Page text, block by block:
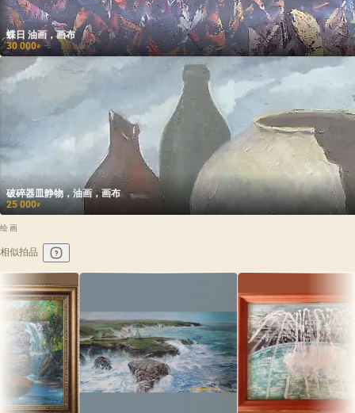
蝶日 油画，画布
30 000₽
破碎器皿静物，油画，画布
25 000₽
绘画
相似拍品